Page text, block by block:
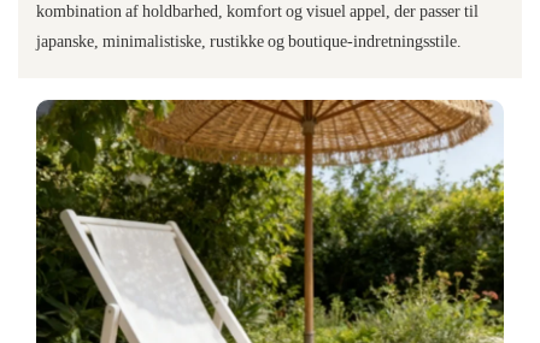
kombination af holdbarhed, komfort og visuel appel, der passer til
japanske, minimalistiske, rustikke og boutique-indretningsstile.